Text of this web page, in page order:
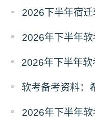
2026下半年宿